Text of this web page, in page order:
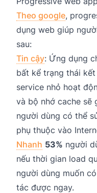
Theo google,
dụng web giúp
sau:
Tin cậy: Ứng dụng
bất kể trạng thái
service nhỏ hoạt
và bộ nhớ cache sẽ
người dùng có thể
phụ thuộc vào
Nhanh 53% người
nếu thời gian load
người dùng muốn
tác được ngay.